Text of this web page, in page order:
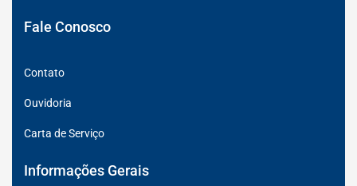
Fale Conosco
Contato
Ouvidoria
Carta de Serviço
Informações Gerais